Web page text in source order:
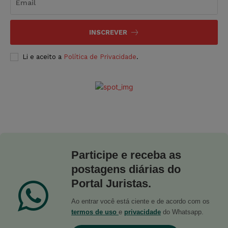
INSCREVER
Li e aceito a Política de Privacidade.
Participe e receba as
postagens diárias do
Portal Juristas.
Ao entrar você está ciente e de acordo com os
termos de uso e privacidade do Whatsapp.